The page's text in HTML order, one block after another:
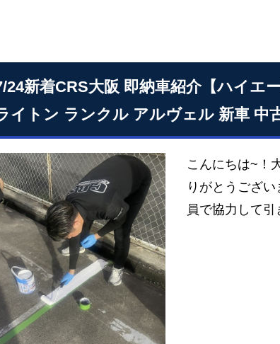
24新着CRS大阪 即納車紹介【ハイエ
イトン ランクル アルヴェル 新車 中
こんにちは~！
りがとうござ
員で協力して